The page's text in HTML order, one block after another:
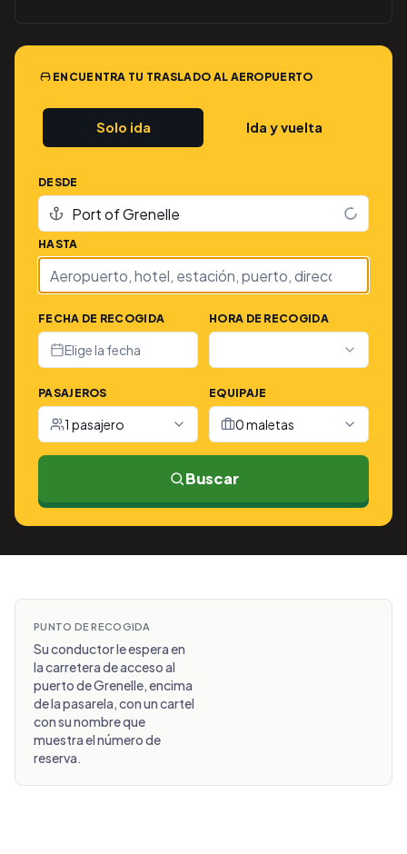
ENCUENTRA TU TRASLADO AL AEROPUERTO
Solo ida Ida y vuelta
DESDE
HASTA
FECHA DE RECOGIDA
Elige la fecha
HORA DE RECOGIDA
PASAJEROS
1 pasajero
EQUIPAJE
0 maletas
Buscar
PUNTO DE RECOGIDA
Su conductor le espera en
la carretera de acceso al
puerto de Grenelle, encima
de la pasarela, con un cartel
con su nombre que
muestra el número de
reserva.